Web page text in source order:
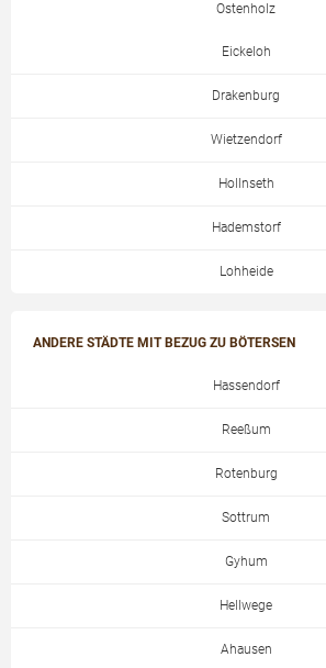
Ostenholz
Eickeloh
Drakenburg
Wietzendorf
Hollnseth
Hademstorf
Lohheide
ANDERE STÄDTE MIT BEZUG ZU BÖTERSEN
Hassendorf
Reeßum
Rotenburg
Sottrum
Gyhum
Hellwege
Ahausen